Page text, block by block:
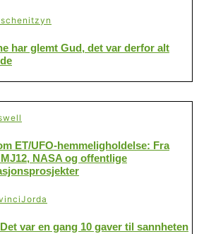
har glemt Gud, det var derfor alt
ET/UFO-hemmeligholdelse: Fra
NASA og offentlige
var en gang 10 gaver til sannheten